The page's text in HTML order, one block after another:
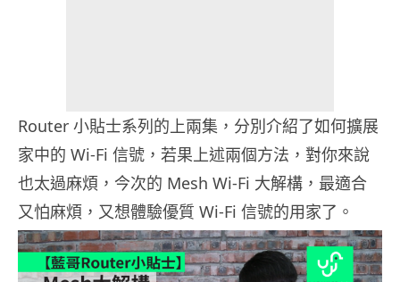
Router 小貼士系列的上兩集，分別介紹了如何擴展
家中的 Wi-Fi 信號，若果上述兩個方法，對你來說
也太過麻煩，今次的 Mesh Wi-Fi 大解構，最適合
又怕麻煩，又想體驗優質 Wi-Fi 信號的用家了。